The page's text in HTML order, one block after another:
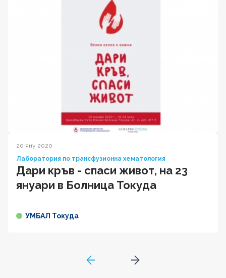
20 яну 2020
Лаборатория по трансфузионна хематология
Дари кръв - спаси живот, на 23
януари в Болница Токуда
УМБАЛ Токуда
GoToPreviousPage
Go to next page